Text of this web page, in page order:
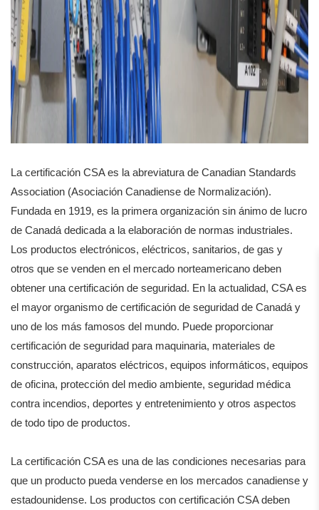
La certificación CSA es la abreviatura de Canadian Standards
Association (Asociación Canadiense de Normalización).
Fundada en 1919, es la primera organización sin ánimo de lucro
de Canadá dedicada a la elaboración de normas industriales.
Los productos electrónicos, eléctricos, sanitarios, de gas y
otros que se venden en el mercado norteamericano deben
obtener una certificación de seguridad. En la actualidad, CSA es
el mayor organismo de certificación de seguridad de Canadá y
uno de los más famosos del mundo. Puede proporcionar
certificación de seguridad para maquinaria, materiales de
construcción, aparatos eléctricos, equipos informáticos, equipos
de oficina, protección del medio ambiente, seguridad médica
contra incendios, deportes y entretenimiento y otros aspectos
de todo tipo de productos.
La certificación CSA es una de las condiciones necesarias para
que un producto pueda venderse en los mercados canadiense y
estadounidense. Los productos con certificación CSA deben